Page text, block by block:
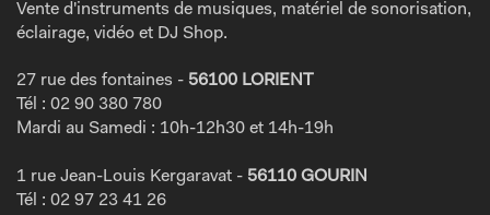
Vente d'instruments de musiques, matériel de sonorisation,
éclairage, vidéo et DJ Shop.
27 rue des fontaines - 56100 LORIENT
Tél : 02 90 380 780
Mardi au Samedi : 10h-12h30 et 14h-19h
1 rue Jean-Louis Kergaravat - 56110 GOURIN
Tél : 02 97 23 41 26